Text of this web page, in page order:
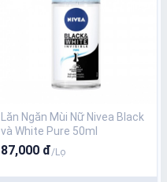
Lăn Ngăn Mùi Nữ Nivea Black
và White Pure 50ml
87,000 đ/Lọ